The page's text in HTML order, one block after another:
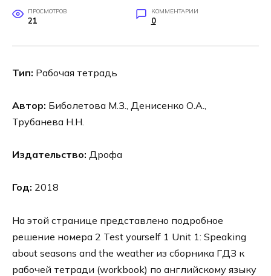
ПРОСМОТРОВ
21
КОММЕНТАРИИ
0
Тип: Рабочая тетрадь
Автор: Биболетова М.З., Денисенко О.А.,
Трубанева Н.Н.
Издательство: Дрофа
Год: 2018
На этой странице представлено подробное
решение номера 2 Test yourself 1 Unit 1: Speaking
about seasons and the weather из сборника ГДЗ к
рабочей тетради (workbook) по английскому языку